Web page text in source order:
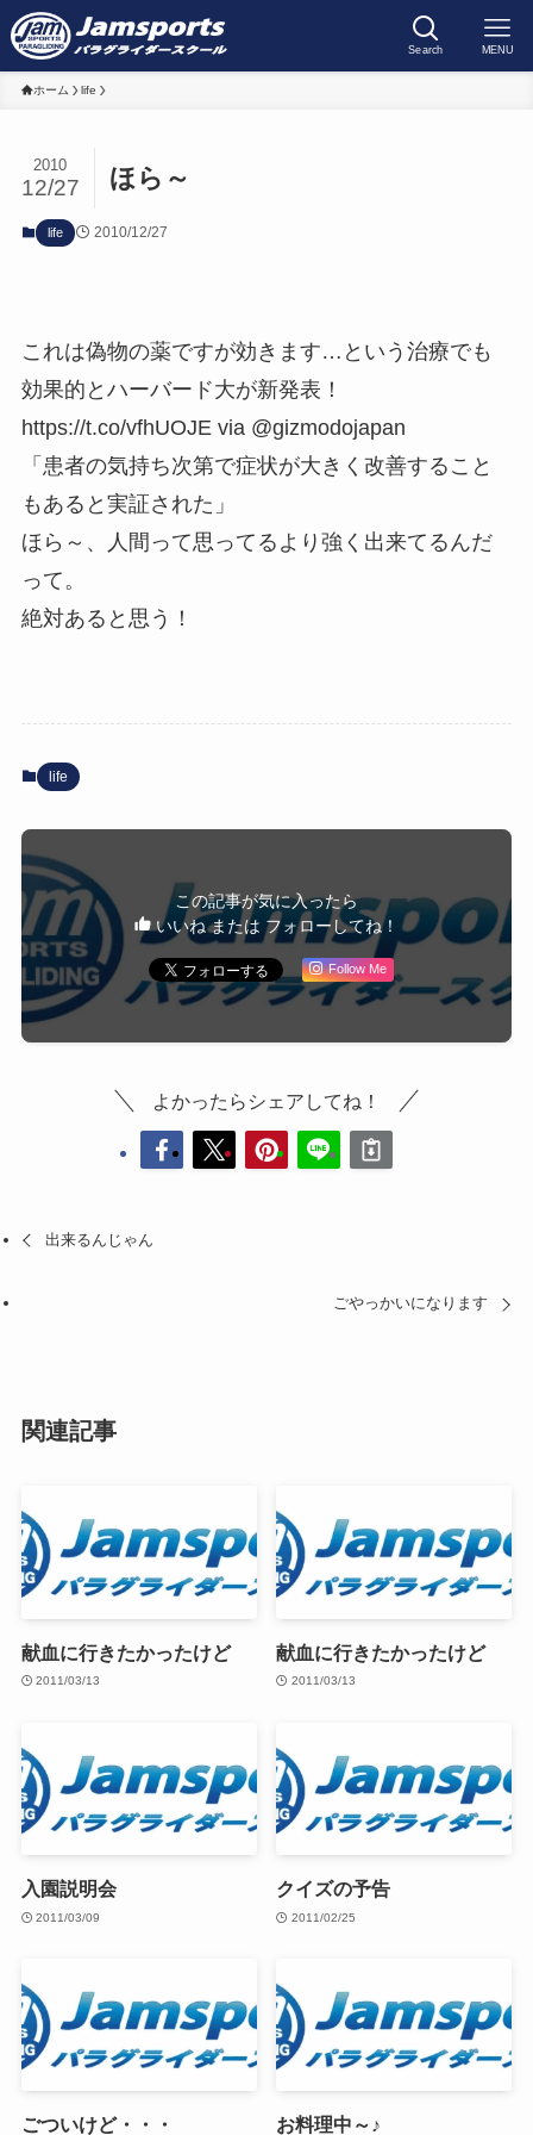
Search MENU
ホーム life
ほら～
2010
12/27
life 2010/12/27
これは偽物の薬ですが効きます…という治療でも
効果的とハーバード大が新発表！
https://t.co/vfhUOJE via @gizmodojapan
「患者の気持ち次第で症状が大きく改善すること
もあると実証された」
ほら～、人間って思ってるより強く出来てるんだ
って。
絶対あると思う！
life
この記事が気に入ったら
いいね または フォローしてね！
Follow Me
よかったらシェアしてね！
出来るんじゃん
ごやっかいになります
関連記事
献血に行きたかったけど
2011/03/13
献血に行きたかったけど
2011/03/13
入園説明会
2011/03/09
クイズの予告
2011/02/25
ごついけど・・・ お料理中～♪